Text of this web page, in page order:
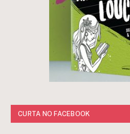
CURTA NO FACEBOOK